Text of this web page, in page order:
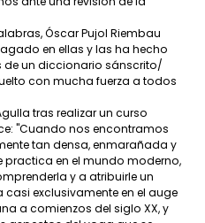
Óscar Pujol Riembau
en ellas y las ha hecho
de un diccionario sánscrito/
con mucha fuerza a todos
tras realizar un curso
"Cuando nos encontramos
tan densa, enmarañada y
practica en el mundo moderno,
y a atribuirle un
casi exclusivamente en el auge
a comienzos del siglo XX, y